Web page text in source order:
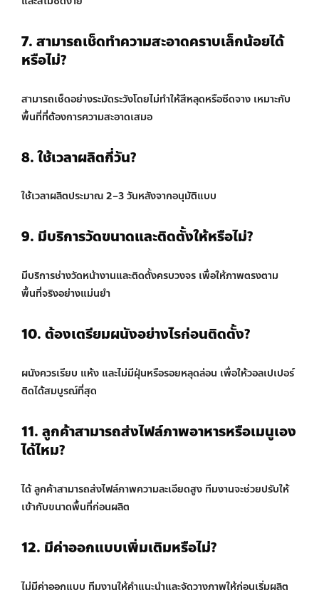
7. สามารถเช็ดทำความสะอาดคราบเล็กน้อยได้
หรือไม่?
สามารถเช็ดอย่างระมัดระวังโดยไม่ทำให้สีหลุดหรือซีดจาง เหมาะกับ
พื้นที่ที่ต้องการความสะอาดเสมอ
8. ใช้เวลาผลิตกี่วัน?
ใช้เวลาผลิตประมาณ 2–3 วันหลังจากอนุมัติแบบ
9. มีบริการวัดขนาดและติดตั้งให้หรือไม่?
มีบริการช่างวัดหน้างานและติดตั้งครบวงจร เพื่อให้ภาพตรงตาม
พื้นที่จริงอย่างแม่นยำ
10. ต้องเตรียมผนังอย่างไรก่อนติดตั้ง?
ผนังควรเรียบ แห้ง และไม่มีฝุ่นหรือรอยหลุดล่อน เพื่อให้วอลเปเปอร์
ติดได้สมบูรณ์ที่สุด
11. ลูกค้าสามารถส่งไฟล์ภาพอาหารหรือเมนูเอง
ได้ไหม?
ได้ ลูกค้าสามารถส่งไฟล์ภาพความละเอียดสูง ทีมงานจะช่วยปรับให้
เข้ากับขนาดพื้นที่ก่อนผลิต
12. มีค่าออกแบบเพิ่มเติมหรือไม่?
ไม่มีค่าออกแบบ ทีมงานให้คำแนะนำและจัดวางภาพให้ก่อนเริ่มผลิต